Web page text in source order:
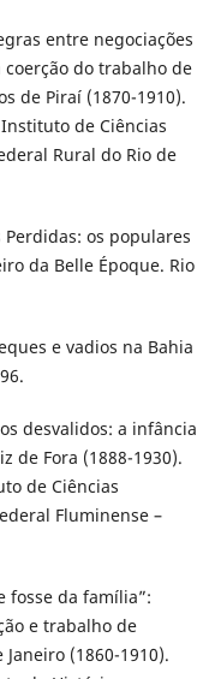
entre negociações
coerção do trabalho de
de Piraí (1870-1910).
de Ciências
Rural do Rio de
Perdidas: os populares
da Belle Époque. Rio
e vadios na Bahia
desvalidos: a infância
de Fora (1888-1930).
de Ciências
Fluminense –
fosse da família”:
e trabalho de
(1860-1910).